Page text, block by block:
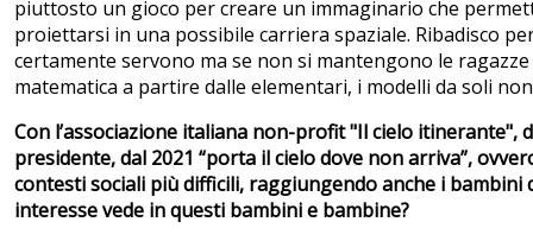
piuttosto un gioco per creare un immaginario che
proiettarsi in una possibile carriera spaziale. Ribadisco
certamente servono ma se non si mantengono le
matematica a partire dalle elementari, i modelli da soli
Con l’associazione italiana non-profit "Il cielo itinerante",
presidente, dal 2021 “porta il cielo dove non arriva”,
contesti sociali più difficili, raggiungendo anche i bambini
interesse vede in questi bambini e bambine?